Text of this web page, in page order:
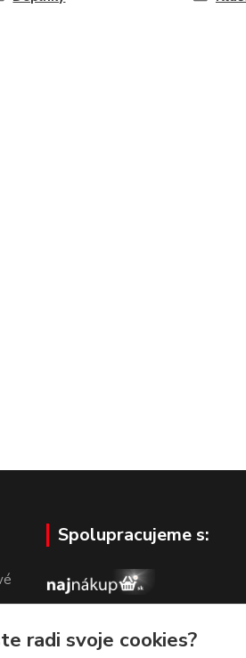
Spolupracujeme s:
radi svoje cookies?